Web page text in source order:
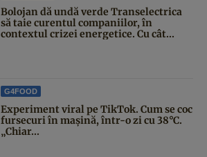
Bolojan dă undă verde Transelectrica
să taie curentul companiilor, în
contextul crizei energetice. Cu cât...
G4FOOD
Experiment viral pe TikTok. Cum se coc
fursecuri în mașină, într-o zi cu 38°C.
„Chiar...